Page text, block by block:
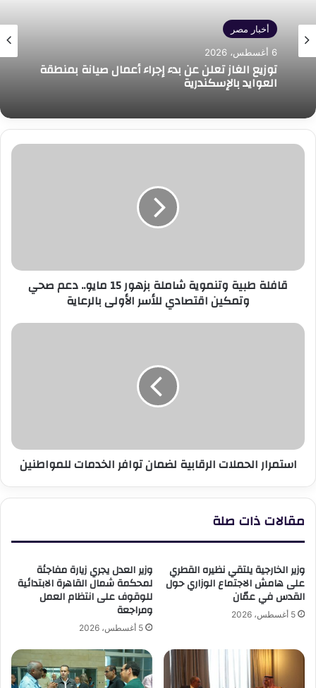
أخبار مصر
6 أغسطس، 2026
توزيع الغاز تعلن عن بدء إجراء أعمال صيانة بمنطقة
العوايد بالإسكندرية
قافلة
صحي
وتمكين
الأولى
قافلة طبية وتنموية شاملة بزهور 15 مايو.. دعم صحي
وتمكين اقتصادي للأسر الأولى بالرعاية
استمرار
استمرار الحملات الرقابية لضمان توافر الخدمات للمواطنين
مقالات ذات صلة
وزير الخارجية يلتقي نظيره القطري
على هامش الاجتماع الوزاري حول
القدس في عمّان
5 أغسطس، 2026
وزير العدل يجري زيارة مفاجئة
لمحكمة شمال القاهرة الابتدائية
للوقوف على انتظام العمل
ومراجعة
5 أغسطس، 2026